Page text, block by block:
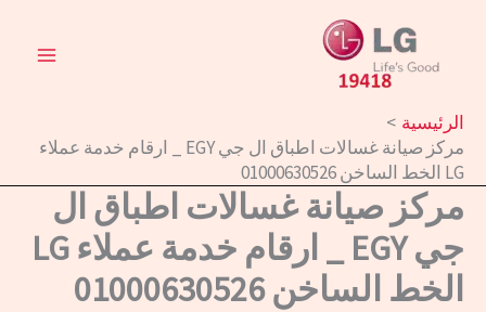
المحتوى
الرئيسية
مركز صيانة غسالات اطباق ال جي EGY _ ارقام خدمة عملاء
LG الخط الساخن 01000630526
مركز صيانة غسالات اطباق ال
جي EGY _ ارقام خدمة عملاء LG
الخط الساخن 01000630526